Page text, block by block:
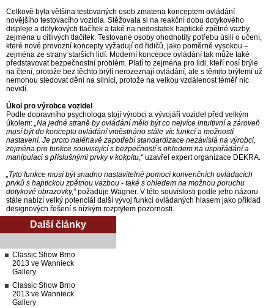
Celkově byla většina testovaných osob zmatena konceptem ovládání
novějšího testovacího vozidla. Stěžovala si na reakční dobu dotykového
displeje a dotykových tlačítek a také na nedostatek haptické zpětné vazby,
zejména u citlivých tlačítek. Testované osoby ohodnotily potřebu úsilí o učení,
které nové provozní koncepty vyžadují od řidičů, jako poměrně vysokou –
zejména ze strany starších lidí. Moderní koncepce ovládání tak může také
představovat bezpečnostní problém. Platí to zejména pro lidi, kteří nosí brýle
na čtení, protože bez těchto brýlí nerozeznají ovládání, ale s těmito brýlemi už
nemohou sledovat dění na silnici, protože na velkou vzdálenost téměř nic
nevidí.
Úkol pro výrobce vozidel
Podle dopravního psychologa stojí výrobci a vývojáři vozidel před velkým
úkolem: „Na jedné straně by ovládání mělo být co nejvíce intuitivní a zároveň
musí být do konceptu ovládání vměstnáno stále víc funkcí a možností
nastavení. Je proto naléhavě zapotřebí standardizace nezávislá na výrobci,
zejména pro funkce související s bezpečností s ohledem na uspořádání a
manipulaci s příslušnými prvky v kokpitu,“uzavřel expert organizace DEKRA.
„Tyto funkce musí být snadno nastavitelné pomocí konvenčních ovládacích
prvků s haptickou zpětnou vazbou - také s ohledem na možnou poruchu
dotykové obrazovky,“požaduje Wagner. V této souvislosti podle jeho názoru
stále nabízí velký potenciál další vývoj funkcí ovládaných hlasem jako příklad
designových řešení s nízkým rozptylem pozornosti.
Další články
Classic Show Brno
2013 ve Wannieck
Gallery
Classic Show Brno
2013 ve Wannieck
Gallery